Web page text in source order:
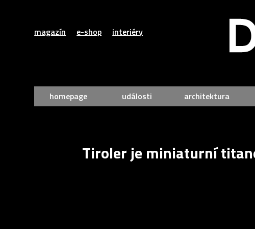
magazín e-shop interiéry
homepage události architektura
Tiroler je miniaturní